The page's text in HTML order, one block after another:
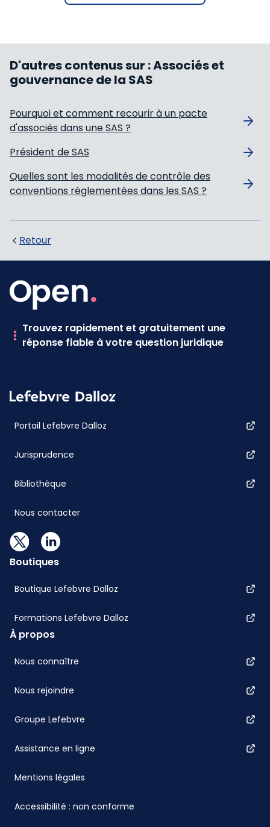
D'autres contenus sur :Associés et
gouvernance de la SAS
Pourquoi et comment recourir à un pacte
d'associés dans une SAS ?
Président de SAS
Quelles sont les modalités de contrôle des
conventions réglementées dans les SAS ?
Retour
Trouvez rapidement et gratuitement une
réponse fiable à votre question juridique
Portail Lefebvre Dalloz
Jurisprudence
Bibliothèque
Nous contacter
Boutiques
Boutique Lefebvre Dalloz
Formations Lefebvre Dalloz
À propos
Nous connaître
Nous rejoindre
Groupe Lefebvre
Assistance en ligne
Mentions légales
Accessibilité : non conforme